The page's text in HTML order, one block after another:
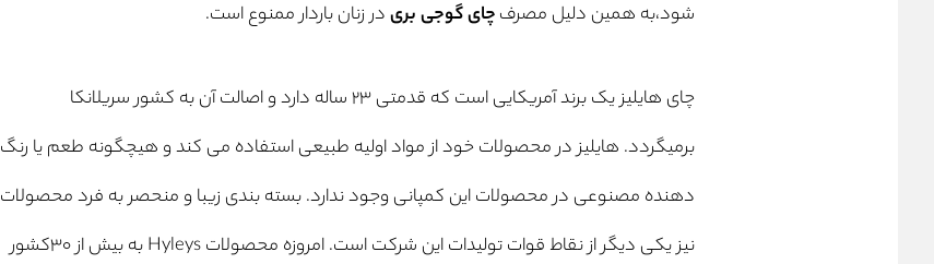
شود،به همین دلیل مصرفچای گوجی بریدر زنان باردار ممنوع است.
چای هایلیز یک برند آمریکایی است که قدمتی ۲۳ ساله دارد و اصالت آن به کشور سریلانکا
برمیگردد. هایلیز در محصولات خود از مواد اولیه طبیعی استفاده می کند و هیچگونه طعم یا رنگ
دهنده مصنوعی در محصولات این کمپانی وجود ندارد. بسته بندی زیبا و منحصر به فرد محصولات
نیز یکی دیگر از نقاط قوات تولیدات این شرکت است. امروزه محصولات Hyleys به بیش از ۳۰کشور